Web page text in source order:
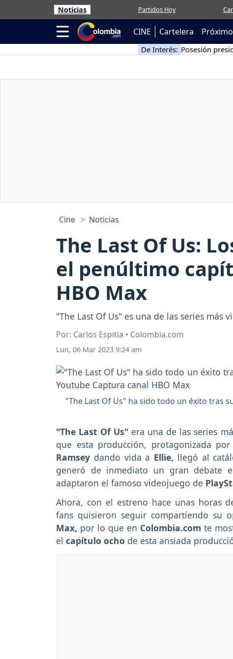
Noticias Partidos Hoy
CINE Cartelera
De Interés: Posesión
Cine Noticias
The Last Of Us:
el penúltimo
HBO Max
"The Last Of Us" es una de las series más
Por: Carlos Espitia • Colombia.com
Lun, 06 Mar 2023 9:24 am
"The Last Of Us" ha sido todo un éxito tras
"The Last Of Us" era una de las series
que esta producción, protagonizada por
Ramsey dando vida a Ellie, llegó al
generó de inmediato un gran debate
adaptaron el famoso videojuego de
Ahora, con el estreno hace unas horas
fans quisieron seguir compartiendo su
Max, por lo que en Colombia.com te
el capítulo ocho de esta ansiada